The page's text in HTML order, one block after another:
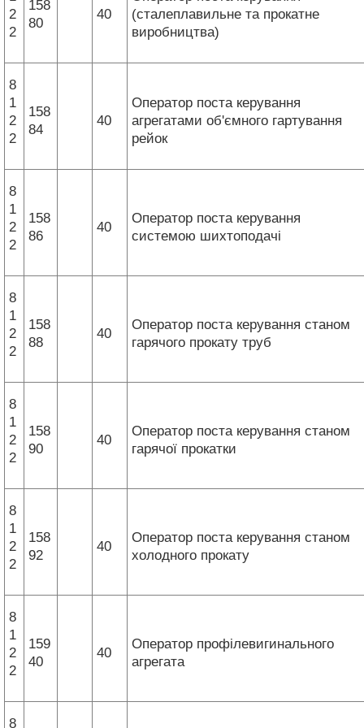
2
2
158
80
40
(сталеплавильне та прокатне
виробництва)
8
1
2
2
158
84
40
Оператор поста керування
агрегатами об'ємного гартування
рейок
8
1
2
2
158
86
40
Оператор поста керування
системою шихтоподачі
8
1
2
2
158
88
40
Оператор поста керування станом
гарячого прокату труб
8
1
2
2
158
90
40
Оператор поста керування станом
гарячої прокатки
8
1
2
2
158
92
40
Оператор поста керування станом
холодного прокату
8
1
2
2
159
40
40
Оператор профілевигинального
агрегата
8